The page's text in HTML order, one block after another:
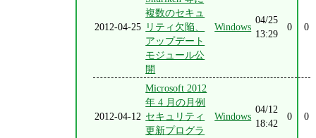
2012-04-25
複数のセキュ
リティ欠陥、
アップデート
モジュール公
開
Windows
04/25
13:29
0 0
2012-04-12
Microsoft 2012
年 4 月の月例
セキュリティ
更新プログラ
Windows
04/12
18:42
0 0